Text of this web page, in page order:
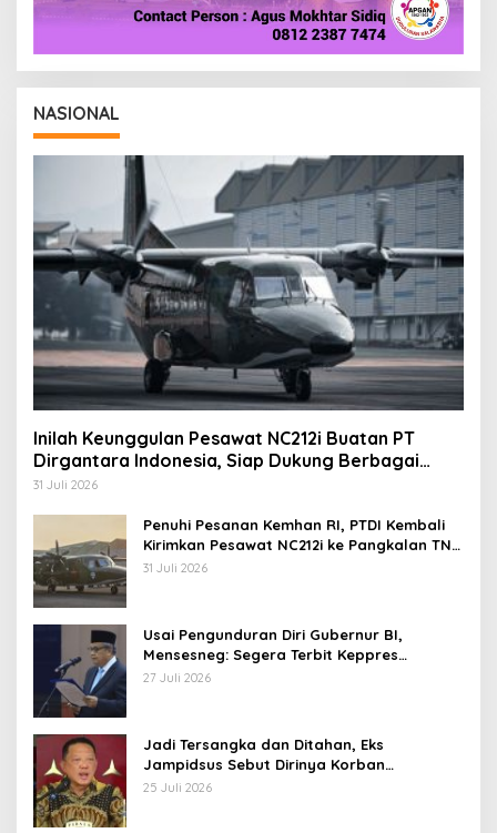
NASIONAL
Inilah Keunggulan Pesawat NC212i Buatan PT
Dirgantara Indonesia, Siap Dukung Berbagai
Operasi TNI
31 Juli 2026
Penuhi Pesanan Kemhan RI, PTDI Kembali
Kirimkan Pesawat NC212i ke Pangkalan TNI
AU
31 Juli 2026
Usai Pengunduran Diri Gubernur BI,
Mensesneg: Segera Terbit Keppres
Pemberhentian dengan Hormat
27 Juli 2026
Jadi Tersangka dan Ditahan, Eks
Jampidsus Sebut Dirinya Korban
Kriminalisasi
25 Juli 2026